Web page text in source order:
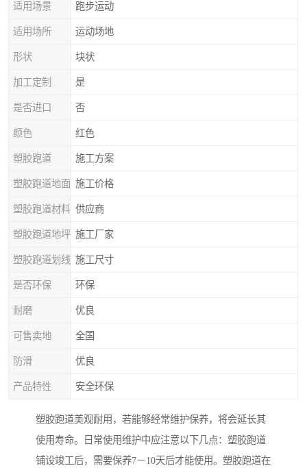
适用场景 跑步运动
适用场所 运动场地
形状 块状
加工定制 是
是否进口 否
颜色 红色
塑胶跑道 施工方案
塑胶跑道地面 施工价格
塑胶跑道材料 供应商
塑胶跑道地坪 施工厂家
塑胶跑道划线 施工尺寸
是否环保 环保
耐磨 优良
可售卖地 全国
防滑 优良
产品特性 安全环保
塑胶跑道美观耐用，若能够经常维护保养，将会延长其
使用寿命。日常使用维护中应注意以下几点：塑胶跑道
铺设竣工后，需要保养7－10天后才能使用。塑胶跑道在